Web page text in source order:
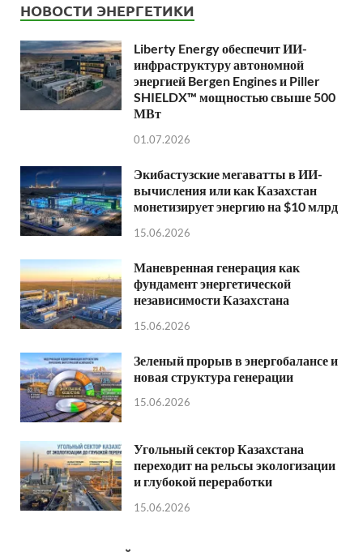
НОВОСТИ ЭНЕРГЕТИКИ
Liberty Energy обеспечит ИИ-
инфраструктуру автономной
энергией Bergen Engines и Piller
SHIELDX™ мощностью свыше 500
МВт
01.07.2026
Экибастузские мегаватты в ИИ-
вычисления или как Казахстан
монетизирует энергию на $10 млрд
15.06.2026
Маневренная генерация как
фундамент энергетической
независимости Казахстана
15.06.2026
Зеленый прорыв в энергобалансе и
новая структура генерации
15.06.2026
Угольный сектор Казахстана
переходит на рельсы экологизации
и глубокой переработки
15.06.2026